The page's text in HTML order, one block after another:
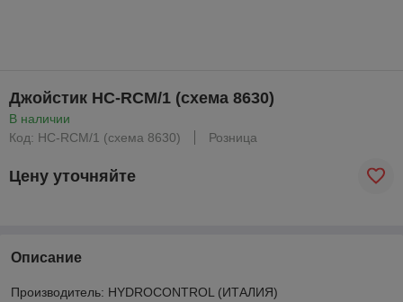
Джойстик HC-RCM/1 (схема 8630)
В наличии
Код: HC-RCM/1 (схема 8630)
Розница
Цену уточняйте
Описание
Производитель: HYDROCONTROL (ИТАЛИЯ)